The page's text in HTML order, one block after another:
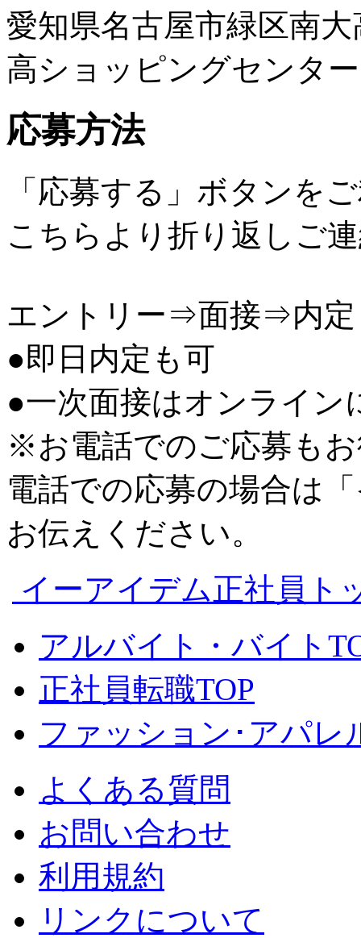
愛知県名古屋市緑区南
高ショッピングセンタ
応募方法
「応募する」ボタンを
こちらより折り返しご
エントリー⇒面接⇒内定
●即日内定も可
●一次面接はオンライン
※お電話でのご応募も
電話での応募の場合は
お伝えください。
イーアイデム正社員ト
アルバイト・バイト
正社員転職TOP
ファッション･アパレ
よくある質問
お問い合わせ
利用規約
リンクについて